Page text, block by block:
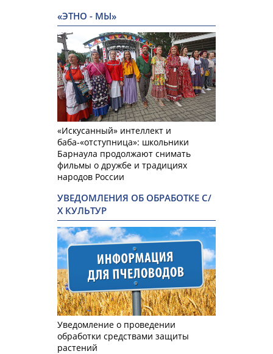
«ЭТНО - МЫ»
«Искусанный» интеллект и
баба-«отступница»: школьники
Барнаула продолжают снимать
фильмы о дружбе и традициях
народов России
УВЕДОМЛЕНИЯ ОБ ОБРАБОТКЕ С/
Х КУЛЬТУР
Уведомление о проведении
обработки средствами защиты
растений